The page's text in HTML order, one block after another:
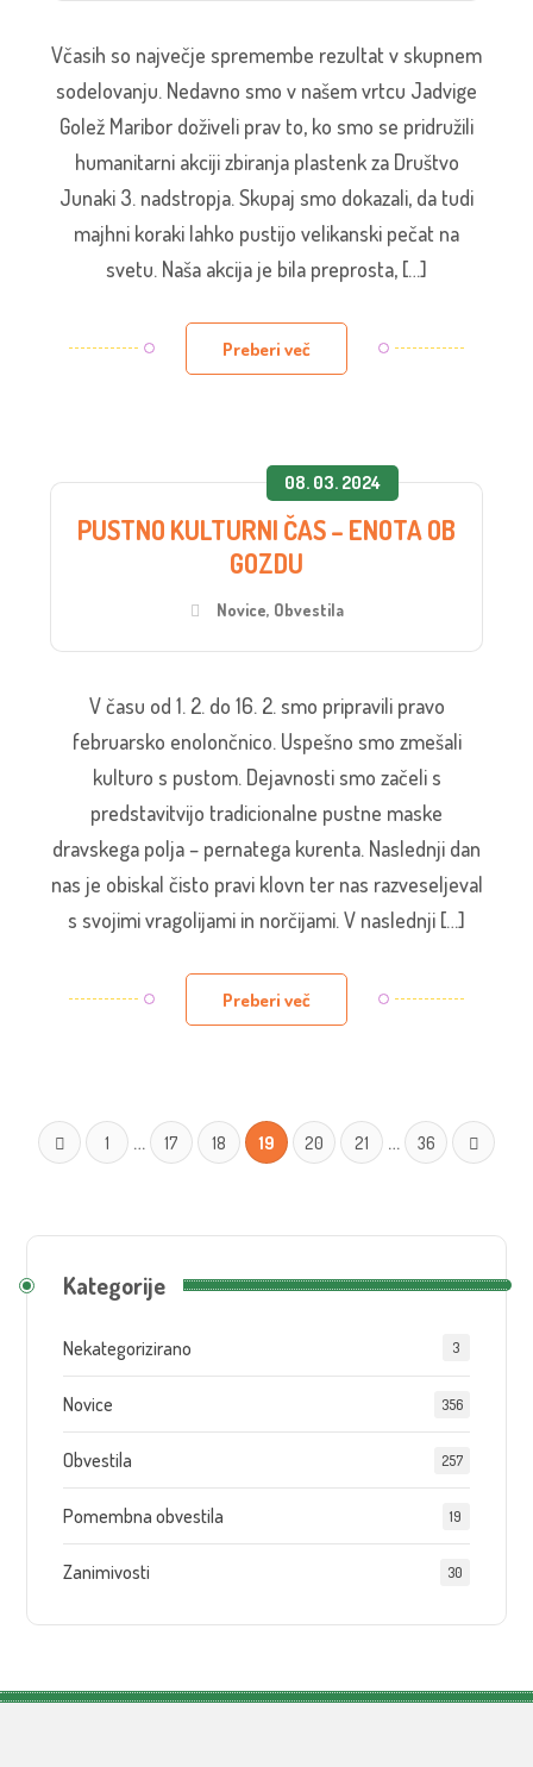
Včasih so največje spremembe rezultat v skupnem
sodelovanju. Nedavno smo v našem vrtcu Jadvige
Golež Maribor doživeli prav to, ko smo se pridružili
humanitarni akciji zbiranja plastenk za Društvo
Junaki 3. nadstropja. Skupaj smo dokazali, da tudi
majhni koraki lahko pustijo velikanski pečat na
svetu. Naša akcija je bila preprosta, […]
Preberi več
08. 03. 2024
PUSTNO KULTURNI ČAS – ENOTA OB
GOZDU
Novice, Obvestila
V času od 1. 2. do 16. 2. smo pripravili pravo
februarsko enolončnico. Uspešno smo zmešali
kulturo s pustom. Dejavnosti smo začeli s
predstavitvijo tradicionalne pustne maske
dravskega polja – pernatega kurenta. Naslednji dan
nas je obiskal čisto pravi klovn ter nas razveseljeval
s svojimi vragolijami in norčijami. V naslednji […]
Preberi več
1 … 17 18 19 20 21 … 36
Kategorije
Nekategorizirano 3
Novice 356
Obvestila 257
Pomembna obvestila 19
Zanimivosti 30